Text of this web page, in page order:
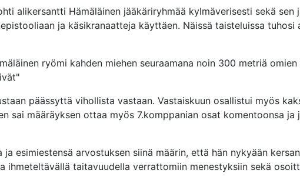
alikersantti Hämäläinen jääkäriryhmää kylmäverisesti sekä sen
ja käsikranaatteja käyttäen. Näissä taisteluissa tuhosi
ryömi kahden miehen seuraamana noin 300 metriä
päässyttä vihollista vastaan. Vastaiskuun osallistui myös
määräyksen ottaa myös 7.komppanian osat komentoonsa ja
esimiestensä arvostuksen siinä määrin, että hän nykyään
ihmeteltävällä taitavuudella verrattomiin menestyksiin sekä